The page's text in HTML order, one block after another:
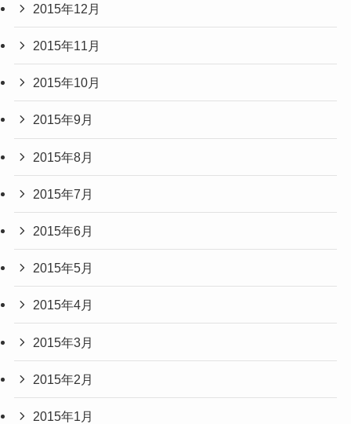
2015年12月
2015年11月
2015年10月
2015年9月
2015年8月
2015年7月
2015年6月
2015年5月
2015年4月
2015年3月
2015年2月
2015年1月